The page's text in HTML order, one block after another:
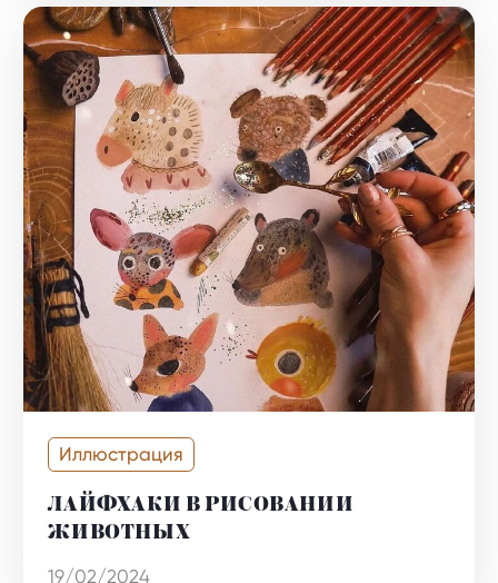
ЛАЙФХАКИ В РИСОВАНИИ
ЖИВОТНЫХ
Иллюстрация
19/02/2024